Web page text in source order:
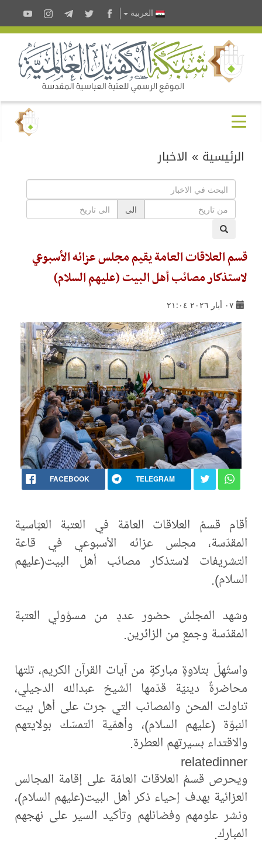
العربية
الرئيسية » الاخبار
الى
قسم العلاقات العامة يقيم مجلس عزائه الأسبوعي
لاستذكار مصائب أهل البيت (عليهم السلام)
٠٧ أيار ٢٠٢٦ ٢١:٠٤
FACEBOOK TELEGRAM
أقام قسمُ العلاقات العامّة في العتبة العبّاسية
المقدّسة، مجلس عزائه الأسبوعي في قاعة
التشريفات لاستذكار مصائب أهل البيت(عليهم
السلام).
وشهد المجلسُ حضور عددٍ من مسؤولي العتبة
المقدّسة وجمعٍ من الزائرين.
واستُهِلّ بتلاوةٍ مباركةٍ من آيات القرآن الكريم، تلتها
محاضرةٌ دينيّة قدّمها الشيخ عبدالله الدجيلي،
تناولت المحن والمصائب التي جرت على أهل بيت
النبوّة (عليهم السلام)، وأهمّية التمسّك بولايتهم
والاقتداء بسيرتهم العطرة.
relatedinner
ويحرص قسمُ العلاقات العامّة على إقامة المجالس
العزائية بهدف إحياء ذكر أهل البيت(عليهم السلام)،
ونشر علومهم وفضائلهم وتأكيد السير على نهجهم
المبارك.